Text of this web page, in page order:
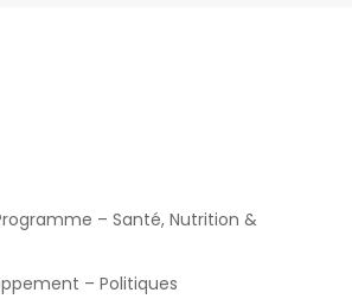
– Santé, Nutrition &
– Politiques